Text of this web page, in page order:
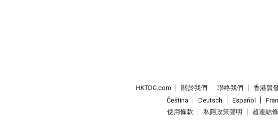
HKTDC.com 關於我們 聯絡我們 香港貿
Čeština
Deutsch Español
使用條款
私隱政策聲明 超連結